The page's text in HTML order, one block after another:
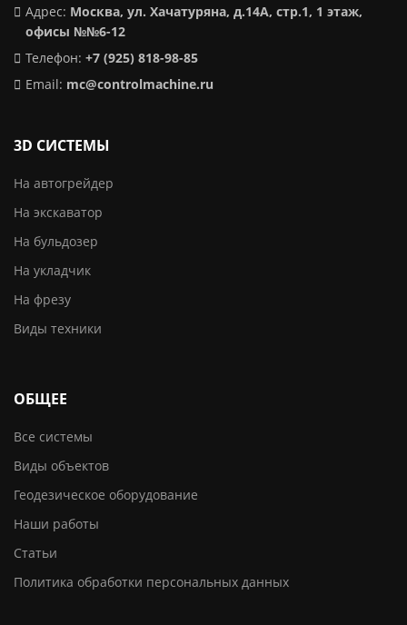
Адрес: Москва, ул. Хачатуряна, д.14А, стр.1, 1 этаж,
офисы №№6-12
Телефон: +7 (925) 818-98-85
Email: mc@controlmachine.ru
3D CИСТЕМЫ
На автогрейдер
На экскаватор
На бульдозер
На укладчик
На фрезу
Виды техники
ОБЩЕЕ
Все системы
Виды объектов
Геодезическое оборудование
Наши работы
Статьи
Политика обработки персональных данных